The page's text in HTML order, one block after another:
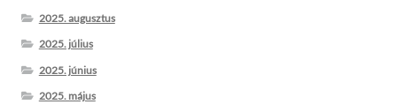
2025. augusztus
2025. július
2025. június
2025. május